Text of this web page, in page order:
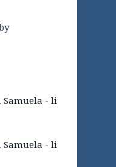
Samuela - li
Samuela - li